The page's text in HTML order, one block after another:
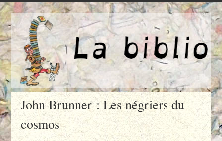
John Brunner : Les négriers du
cosmos